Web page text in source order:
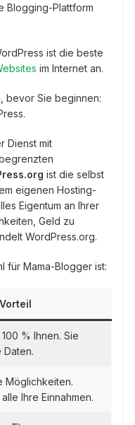
Blogging-Plattform
ist die beste
im Internet an.
bevor Sie beginnen:
Dienst mit
ist die selbst
eigenen Hosting-
Eigentum an Ihrer
Geld zu
WordPress.org.
für Mama-Blogger ist:
% Ihnen. Sie
Daten.
Möglichkeiten.
Ihre Einnahmen.